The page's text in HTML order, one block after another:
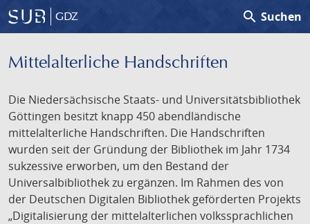
GDZ search Suchen
Mittelalterliche Handschriften
Die Niedersächsische Staats- und Universitätsbibliothek
Göttingen besitzt knapp 450 abendländische
mittelalterliche Handschriften. Die Handschriften
wurden seit der Gründung der Bibliothek im Jahr 1734
sukzessive erworben, um den Bestand der
Universalbibliothek zu ergänzen. Im Rahmen des von
der Deutschen Digitalen Bibliothek geförderten Projekts
„Digitalisierung der mittelalterlichen volkssprachlichen